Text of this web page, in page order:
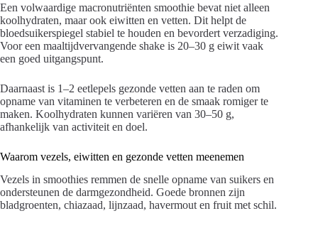
Een volwaardige macronutriënten smoothie bevat niet alleen
koolhydraten, maar ook eiwitten en vetten. Dit helpt de
bloedsuikerspiegel stabiel te houden en bevordert verzadiging.
Voor een maaltijdvervangende shake is 20–30 g eiwit vaak
een goed uitgangspunt.
Daarnaast is 1–2 eetlepels gezonde vetten aan te raden om
opname van vitaminen te verbeteren en de smaak romiger te
maken. Koolhydraten kunnen variëren van 30–50 g,
afhankelijk van activiteit en doel.
Waarom vezels, eiwitten en gezonde vetten meenemen
Vezels in smoothies remmen de snelle opname van suikers en
ondersteunen de darmgezondheid. Goede bronnen zijn
bladgroenten, chiazaad, lijnzaad, havermout en fruit met schil.